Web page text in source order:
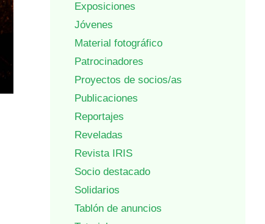
Exposiciones
Jóvenes
Material fotográfico
Patrocinadores
Proyectos de socios/as
Publicaciones
Reportajes
Reveladas
Revista IRIS
Socio destacado
Solidarios
Tablón de anuncios